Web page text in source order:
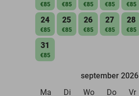
€85 €85 €85 €85 €85
24
€85
25
€85
26
€85
27
€85
28
€85
31
€85
september 2026
Ma
Di Wo Do Vr